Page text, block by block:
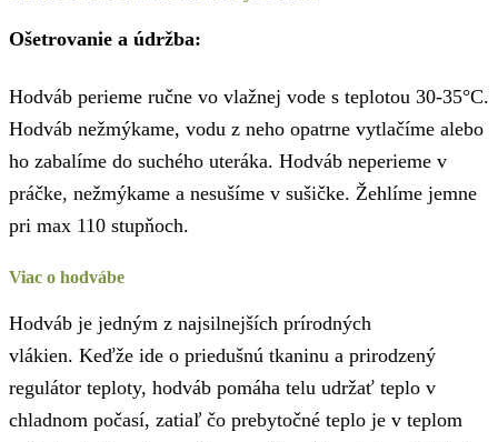
Ošetrovanie a údržba:
Hodváb perieme ručne vo vlažnej vode s teplotou 30-35°C.
Hodváb nežmýkame, vodu z neho opatrne vytlačíme alebo
ho zabalíme do suchého uteráka. Hodváb neperieme v
práčke, nežmýkame a nesušíme v sušičke. Žehlíme jemne
pri max 110 stupňoch.
Viac o hodvábe
Hodváb je jedným z najsilnejších prírodných
vlákien. Keďže ide o priedušnú tkaninu a prirodzený
regulátor teploty, hodváb pomáha telu udržať teplo v
chladnom počasí, zatiaľ čo prebytočné teplo je v teplom